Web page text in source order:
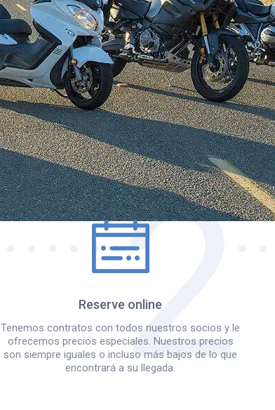
¿Cómo funciona?
Reserve online
Tenemos contratos con todos nuestros socios y le
ofrecemos precios especiales. Nuestros precios
son siempre iguales o incluso más bajos de lo que
encontrará a su llegada.